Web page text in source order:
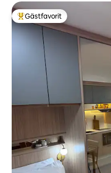
Populär gästfavorit
Gästfavorit